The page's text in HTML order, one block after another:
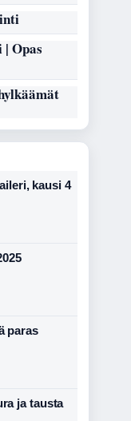
Opas
kausi 4
paras
ja tausta